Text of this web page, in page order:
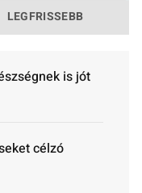
LEGFRISSEBB
is jót
célzó